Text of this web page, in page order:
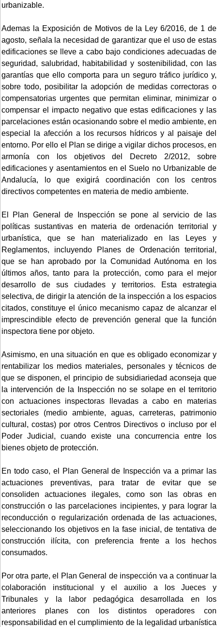
urbanizable.
Ademas la Exposición de Motivos de la Ley 6/2016, de 1 de
agosto, señala la necesidad de garantizar que el uso de estas
edificaciones se lleve a cabo bajo condiciones adecuadas de
seguridad, salubridad, habitabilidad y sostenibilidad, con las
garantías que ello comporta para un seguro tráfico jurídico y,
sobre todo, posibilitar la adopción de medidas correctoras o
compensatorias urgentes que permitan eliminar, minimizar o
compensar el impacto negativo que estas edificaciones y las
parcelaciones están ocasionando sobre el medio ambiente, en
especial la afección a los recursos hídricos y al paisaje del
entorno. Por ello el Plan se dirige a vigilar dichos procesos, en
armonía con los objetivos del Decreto 2/2012, sobre
edificaciones y asentamientos en el Suelo no Urbanizable de
Andalucía, lo que exigirá coordinación con los centros
directivos competentes en materia de medio ambiente.
El Plan General de Inspección se pone al servicio de las
políticas sustantivas en materia de ordenación territorial y
urbanística, que se han materializado en las Leyes y
Reglamentos, incluyendo Planes de Ordenación territorial,
que se han aprobado por la Comunidad Autónoma en los
últimos años, tanto para la protección, como para el mejor
desarrollo de sus ciudades y territorios. Esta estrategia
selectiva, de dirigir la atención de la inspección a los espacios
citados, constituye el único mecanismo capaz de alcanzar el
imprescindible efecto de prevención general que la función
inspectora tiene por objeto.
Asimismo, en una situación en que es obligado economizar y
rentabilizar los medios materiales, personales y técnicos de
que se disponen, el principio de subsidiariedad aconseja que
la intervención de la Inspección no se solape en el territorio
con actuaciones inspectoras llevadas a cabo en materias
sectoriales (medio ambiente, aguas, carreteras, patrimonio
cultural, costas) por otros Centros Directivos o incluso por el
Poder Judicial, cuando existe una concurrencia entre los
bienes objeto de protección.
En todo caso, el Plan General de Inspección va a primar las
actuaciones preventivas, para tratar de evitar que se
consoliden actuaciones ilegales, como son las obras en
construcción o las parcelaciones incipientes, y para lograr la
reconducción o regularización ordenada de las actuaciones,
seleccionando los objetivos en la fase inicial, de tentativa de
construcción ilícita, con preferencia frente a los hechos
consumados.
Por otra parte, el Plan General de inspección va a continuar la
colaboración institucional y el auxilio a los Jueces y
Tribunales y la labor pedagógica desarrollada en los
anteriores planes con los distintos operadores con
responsabilidad en el cumplimiento de la legalidad urbanística